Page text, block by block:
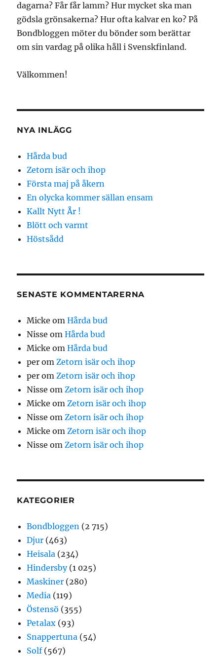
dagarna? Får får lamm? Hur mycket ska man
gödsla grönsakerna? Hur ofta kalvar en ko? På
Bondbloggen möter du bönder som berättar
om sin vardag på olika håll i Svenskfinland.
Välkommen!
NYA INLÄGG
Hårda bud
Zetorn isär och ihop
Första maj på åkern
En olycka kommer sällan ensam
Kallt Nytt År !
Blött och varmt
Höstsådd
SENASTE KOMMENTARERNA
Micke omHårda bud
Nisse omHårda bud
Micke omHårda bud
per omZetorn isär och ihop
per omZetorn isär och ihop
Nisse omZetorn isär och ihop
Micke omZetorn isär och ihop
Nisse omZetorn isär och ihop
Micke omZetorn isär och ihop
Nisse omZetorn isär och ihop
KATEGORIER
Bondbloggen (2 715)
Djur (463)
Heisala (234)
Hindersby(1 025)
Maskiner (280)
Media (119)
Östensö (355)
Petalax (93)
Snappertuna (54)
Solf(567)